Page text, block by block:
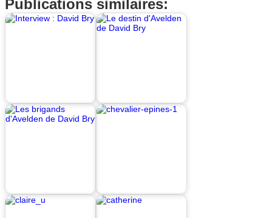
Publications similaires: